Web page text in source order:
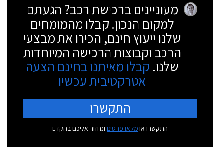
מעוניינים ברכישת רכב? הגעתם
למקום הנכון. קבלו מהמומחים
שלנו ייעוץ חינם, הכירו את מבצעי
הרכב וקבוצות הרכישה המיוחדות
שלנו. קבלו מאיתנו בחינם הצעה
אטרקטיבית עכשיו
התקשרו
התקשרו או מלאו פרטים ונחזור אליכם בהקדם